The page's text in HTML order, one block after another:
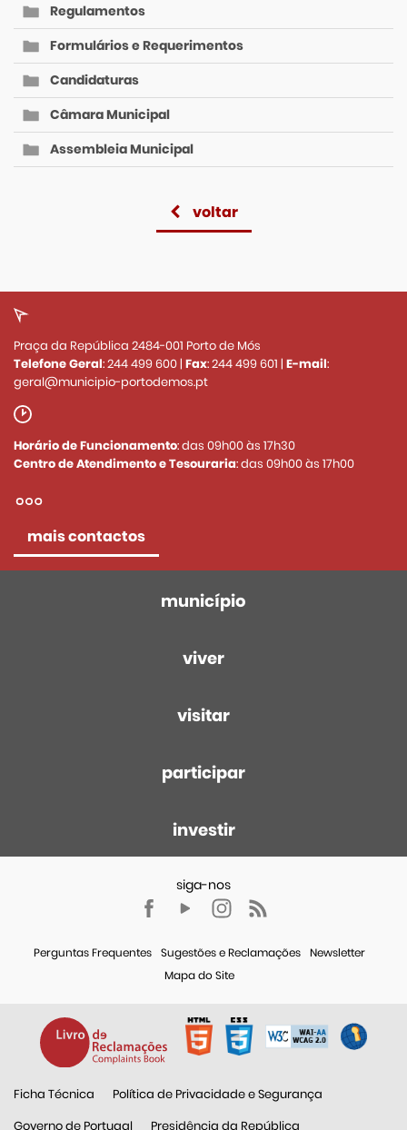
Regulamentos
Formulários e Requerimentos
Candidaturas
Câmara Municipal
Assembleia Municipal
voltar
Praça da República 2484-001 Porto de Mós
Telefone Geral:244 499 600| Fax:244 499 601 | E-mail:
geral@municipio-portodemos.pt
Horário de Funcionamento: das 09h00 às 17h30
Centro de Atendimento e Tesouraria: das 09h00 às 17h00
mais contactos
município
viver
visitar
participar
investir
Perguntas Frequentes Sugestões e Reclamações
Newsletter
Mapa do Site
Ficha Técnica
Política de Privacidade e Segurança
Governo de Portugal
Presidência da República